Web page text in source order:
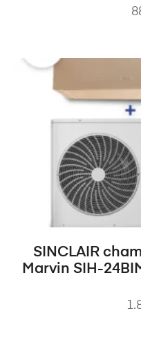
SINCLAIR
Marvin SIH-